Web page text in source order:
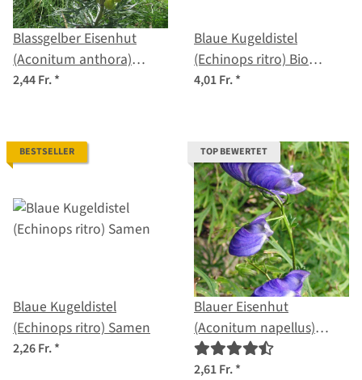
Blassgelber Eisenhut
(Aconitum anthora)
Samen
2,44 Fr.*
Blaue Kugeldistel
(Echinops ritro) Bio
Saatgut
4,01 Fr.*
BESTSELLER
Blaue Kugeldistel
(Echinops ritro) Samen
2,26 Fr.*
TOP BEWERTET
Blauer Eisenhut
(Aconitum napellus)
Samen
2,61 Fr.*